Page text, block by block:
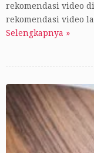
rekomendasi video
rekomendasi video
Selengkapnya »